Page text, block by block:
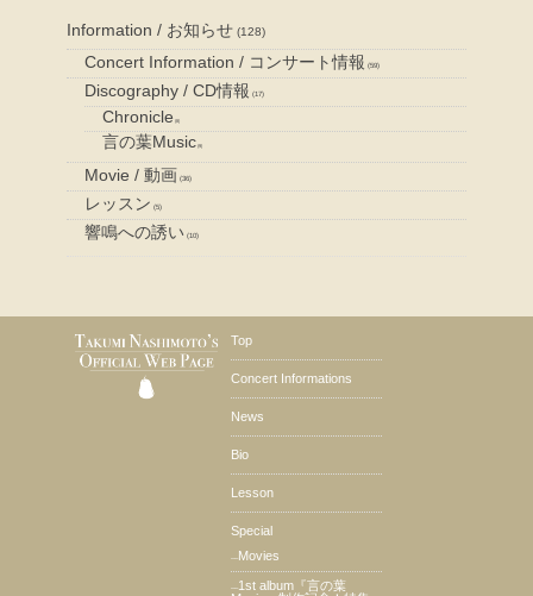
Information / お知らせ (128)
Concert Information / コンサート情報 (59)
Discography / CD情報 (17)
Chronicle (8)
言の葉Music (9)
Movie / 動画 (36)
レッスン (5)
響鳴への誘い (10)
Top
Concert Informations
News
Bio
Lesson
Special
––Movies
––1st album『言の葉